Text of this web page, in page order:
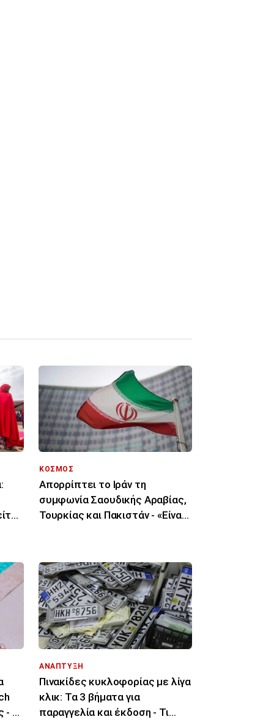
ΚΟΣΜΟΣ
Απορρίπτει το Ιράν τη
συμφωνία Σαουδικής Αραβίας,
Τουρκίας και Πακιστάν - «Είναι
Τι
ΑΝΑΠΤΥΞΗ
Πινακίδες κυκλοφορίας με λίγα
κλικ: Τα 3 βήματα για
παραγγελία και έκδοση - Τι